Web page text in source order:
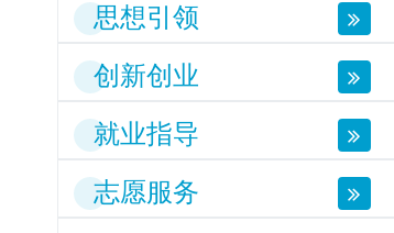
思想引领
创新创业
就业指导
志愿服务